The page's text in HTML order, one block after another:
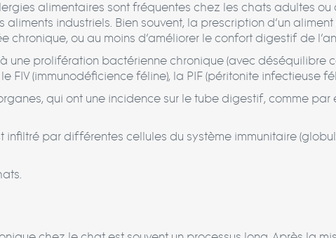
alimentaires sont fréquentes chez les chats adultes
industriels. Bien souvent, la prescription d’un
ou au moins d’améliorer le confort digestif de
une prolifération bactérienne chronique (avec déséquilibre
FIV (immunodéficience féline), la PIF (péritonite infectieuse
qui ont une incidence sur le tube digestif, comme
infiltré par différentes cellules du système immunitaire